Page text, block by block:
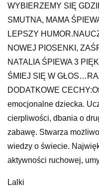
WYBIERZEMY SIĘ
SMUTNA, MAMA
LEPSZY
NOWEJ PIOSENKI,
NATALIA ŚPIEWA 3
ŚMIEJ SIĘ W
DODATKOWE
emocjonalne dziecka.
cierpliwości, dbania o
zabawę. Stwarza
wiedzy o świecie.
aktywności ruchowej,
Lalki